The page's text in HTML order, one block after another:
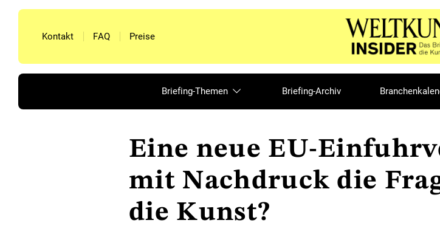
Kontakt FAQ Preise
Briefing-Themen Briefing-Archiv
Eine neue EU-
mit Nachdruck die
die Kunst?